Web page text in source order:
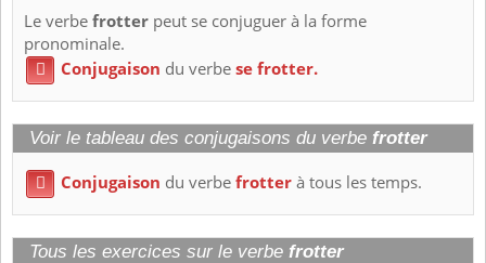
Le verbefrotter peut se conjuguer à la forme
pronominale.
 Conjugaison du verbese frotter.
Voir le tableau des conjugaisons du verbe frotter
 Conjugaison du verbefrotterà tous les temps.
Tous les exercices sur le verbe frotter